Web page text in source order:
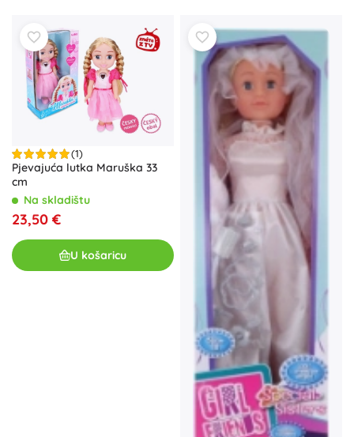
(1)
Pjevajuća lutka Maruška 33
cm
Na skladištu
23,50 €
U košaricu